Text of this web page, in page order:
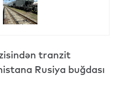
tranzit
Rusiya buğdası